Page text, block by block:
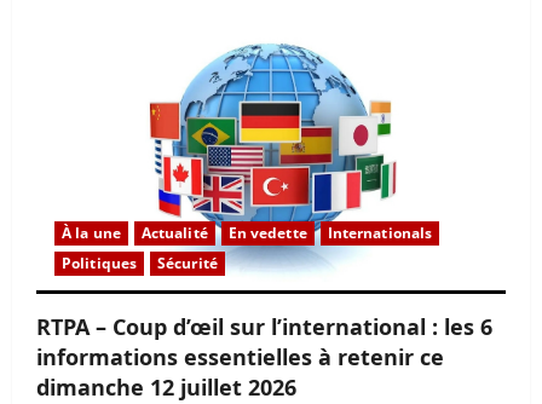
l’international
6
informations
majeures
retenir
ce
lundi
13
juillet
2026
À la une Actualité En vedette
Internationals
Politiques
Sécurité
RTPA – Coup d’œil sur l’international : les 6
informations essentielles à retenir ce
dimanche 12 juillet 2026